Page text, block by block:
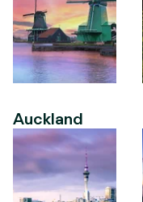
Auckland